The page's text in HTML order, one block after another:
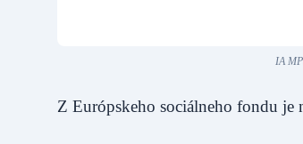
IA
Z Európskeho sociálneho fondu